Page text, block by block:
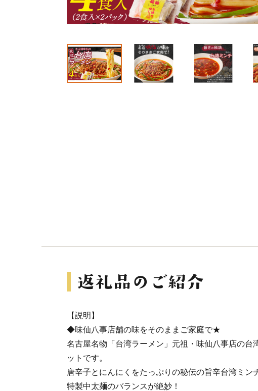
【説明】
◆味仙八事店舗の味をそのままご家庭で★
名古屋名物「台湾ラーメン」元祖・味仙八事店の台
ットです。
唐辛子とにんにくをたっぷりの秘伝の旨辛台湾ミン
特製中太麺のバランスが絶妙！